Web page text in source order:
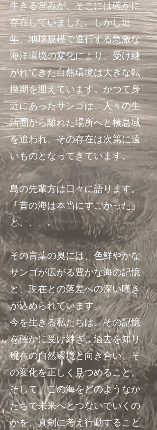
生きる営みが、そこには確かに
存在していました。しかし近
年、地球規模で進行する急激な
海洋環境の変化により、受け継
がれてきた自然環境は大きな転
換期を迎えています。かつて身
近にあったサンゴは、人々の生
活圏から離れた場所へと棲息域
を追われ、その存在は次第に遠
いものとなってきています。
島の先輩方は口々に語ります。
「昔の海は本当にすごかった」
と、、、。
その言葉の奥には、色鮮やかな
サンゴが広がる豊かな海の記憶
と、現在との落差への深い嘆き
が込められています。
今を生きる私たちは、その記憶
を確かに受け継ぎ、過去を知り
現在の自然環境と向き合い、そ
の変化を正しく見つめること。
そして、この海をどのようなか
たちで未来へとつないでいくの
かを、真剣に考え行動すること